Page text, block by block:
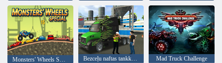
Bezceļu naftas tankkuģa kravas automašīnu simulators Mad Truck Challenge